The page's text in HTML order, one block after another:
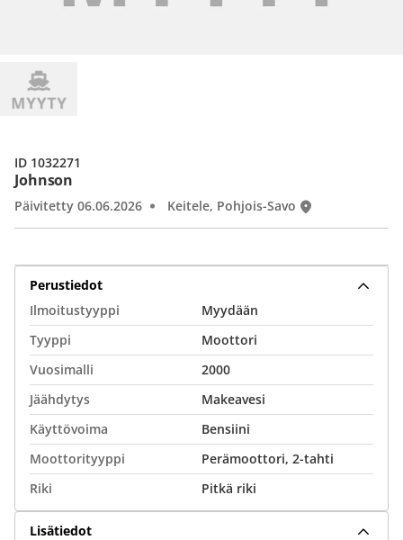
Johnson
Päivitetty 06.06.2026 Keitele, Pohjois-Savo
ID 1032271
Perustiedot
Ilmoitustyyppi
Myydään
Tyyppi
Moottori
Vuosimalli
2000
Jäähdytys
Makeavesi
Käyttövoima
Bensiini
Moottorityyppi
Perämoottori, 2-tahti
Riki
Pitkä riki
Lisätiedot